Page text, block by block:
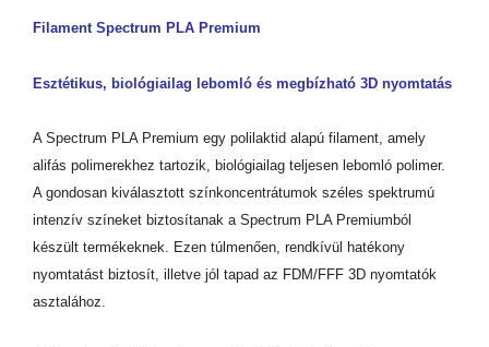
Filament Spectrum PLA Premium
Esztétikus, biológiailag lebomló és megbízható 3D nyomtatás
A Spectrum PLA Premium egy polilaktid alapú filament, amely
alifás polimerekhez tartozik, biológiailag teljesen lebomló polimer.
A gondosan kiválasztott színkoncentrátumok széles spektrumú
intenzív színeket biztosítanak a Spectrum PLA Premiumból
készült termékeknek. Ezen túlmenően, rendkívül hatékony
nyomtatást biztosít, illetve jól tapad az FDM/FFF 3D nyomtatók
asztalához.